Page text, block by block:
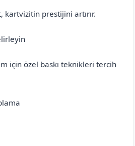
kartvizitin prestijini artırır.
için özel baskı teknikleri tercih